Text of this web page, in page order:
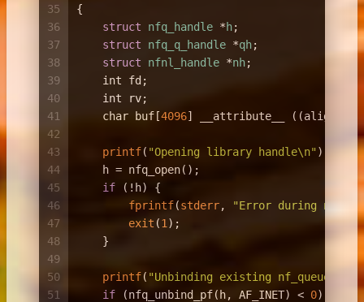
35
36
37
38
39
40
41
42
43
44
45
46
47
48
49
50
51
{
struct
nfq_handle *h;
struct
nfq_q_handle *qh;
struct
nfnl_handle *nh;
int fd;
int rv;
char buf[4096] __attribute__
printf( "Opening library handle\n" );
    h = nfq_open();
if (!h) {
fprintf(stderr,
"Error during
exit (1 );
    }
printf( "Unbinding existing nf_queue
if (nfq_unbind_pf(h, AF_INET) < 0) {